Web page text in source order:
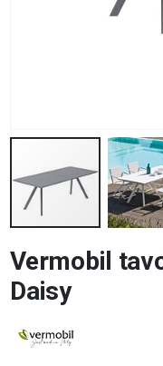
all'inizio
della
galleria
immagini
Vermobil
Daisy